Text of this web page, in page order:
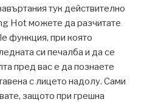
тук действително
Hot можете да разчитате
функция, при която
си печалба и да се
пред вас е да познаете
с лицето надолу. Сами
защото при грешна